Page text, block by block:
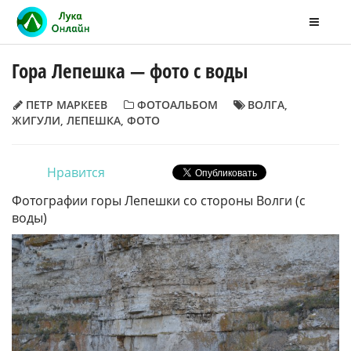
Гора Лепешка — фото с воды
ПЕТР МАРКЕЕВ ФОТОАЛЬБОМ ВОЛГА,
ЖИГУЛИ, ЛЕПЕШКА, ФОТО
Нравится
Фотографии горы Лепешки со стороны Волги (с
воды)